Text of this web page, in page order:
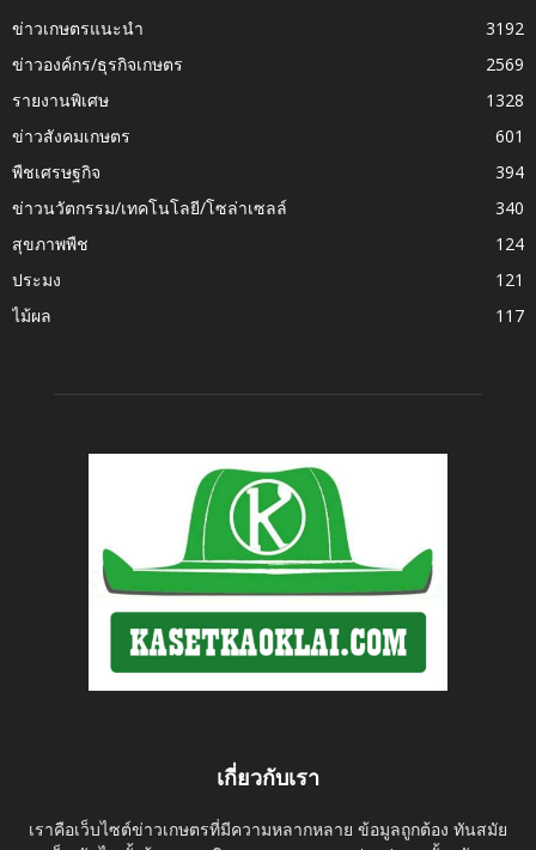
ข่าวเกษตรแนะนำ
3192
ข่าวองค์กร/ธุรกิจเกษตร
2569
รายงานพิเศษ
1328
ข่าวสังคมเกษตร
601
พืชเศรษฐกิจ
394
ข่าวนวัตกรรม/เทคโนโลยี/โซล่าเซลล์
340
สุขภาพพืช
124
ประมง
121
ไม้ผล
117
เกี่ยวกับเรา
เราคือเว็บไซต์ข่าวเกษตรที่มีความหลากหลาย ข้อมูลถูกต้อง ทันสมัย